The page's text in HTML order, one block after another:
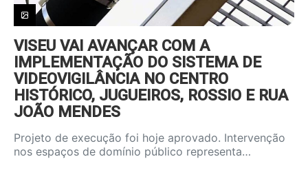
VISEU VAI AVANÇAR COM A
IMPLEMENTAÇÃO DO SISTEMA DE
VIDEOVIGILÂNCIA NO CENTRO
HISTÓRICO, JUGUEIROS, ROSSIO E RUA
JOÃO MENDES
Projeto de execução foi hoje aprovado. Intervenção
nos espaços de domínio público representa…